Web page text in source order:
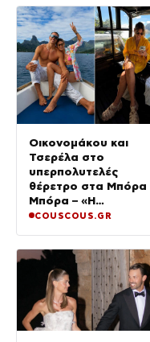
Οικονομάκου και
Τσερέλα στο
υπερπολυτελές
θέρετρο στα Μπόρα
Μπόρα – «Η
μεγαλύτερη
COUSCOUS.GR